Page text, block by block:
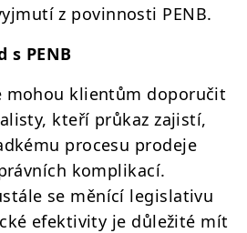
z povinnosti PENB.
s PENB
mohou klientům doporučit
kteří průkaz zajistí,
procesu prodeje
komplikací.
se měnící legislativu
efektivity je důležité mít